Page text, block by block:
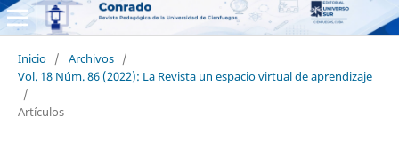
Inicio / Archivos /
Vol. 18 Núm. 86 (2022): La Revista un espacio virtual de aprendizaje
/
Artículos